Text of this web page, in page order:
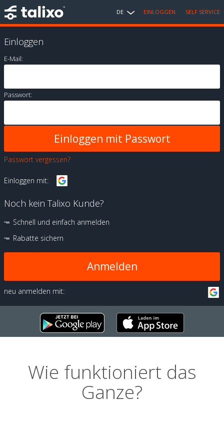
DE EINLOGGEN SELF SERVICE
Einloggen
E-Mail:
Passwort:
Passwort vergessen?
Einloggen mit:
Noch kein Talixo Kunde?
Schnell und einfach anmelden
Rabatte sichern
Anmelden
neu anmelden mit:
Wie funktioniert das
Ganze?